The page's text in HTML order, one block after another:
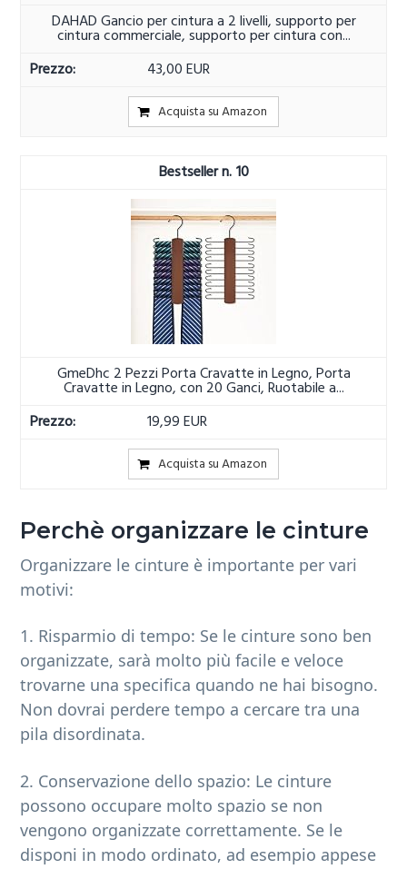
DAHAD Gancio per cintura a 2 livelli, supporto per
cintura commerciale, supporto per cintura con...
43,00 EUR
Acquista su Amazon
10
GmeDhc 2 Pezzi Porta Cravatte in Legno, Porta
Cravatte in Legno, con 20 Ganci, Ruotabile a...
19,99 EUR
Acquista su Amazon
Perchè organizzare le cinture
Organizzare le cinture è importante per vari
motivi:
1. Risparmio di tempo: Se le cinture sono ben
organizzate, sarà molto più facile e veloce
trovarne una specifica quando ne hai bisogno.
Non dovrai perdere tempo a cercare tra una
pila disordinata.
2. Conservazione dello spazio: Le cinture
possono occupare molto spazio se non
vengono organizzate correttamente. Se le
disponi in modo ordinato, ad esempio appese